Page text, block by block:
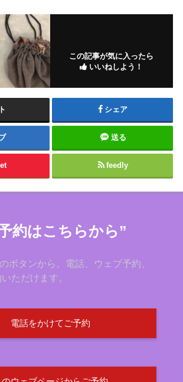
この記事が気に入ったら
いいねしよう！
シェア
送る
feedly
約はこちらから”
ボタンから。電話、ウェブ予約、
ただけます。
電話をかけてご予約